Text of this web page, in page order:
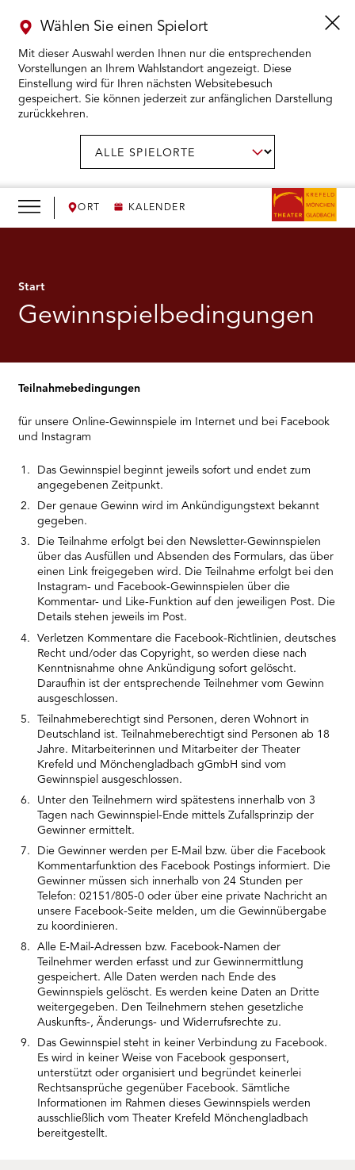
ORT KALENDER
Wählen Sie einen Spielort
Mit dieser Auswahl werden Ihnen nur die entsprechenden
Vorstellungen an Ihrem Wahlstandort angezeigt. Diese
Einstellung wird für Ihren nächsten Websitebesuch
gespeichert. Sie können jederzeit zur anfänglichen Darstellung
zurückkehren.
KARTENKAUF ÖFFNEN
WIR ÖFFNEN
DAS THEATER ÖFFNEN
THEATERPÄDAGOGIK ÖFFNEN
Start
Gewinnspielbedingungen
Teilnahmebedingungen
für unsere Online-Gewinnspiele im Internet und bei Facebook
und Instagram
Das Gewinnspiel beginnt jeweils sofort und endet zum
angegebenen Zeitpunkt.
Der genaue Gewinn wird im Ankündigungstext bekannt
gegeben.
Die Teilnahme erfolgt bei den Newsletter-Gewinnspielen
über das Ausfüllen und Absenden des Formulars, das über
einen Link freigegeben wird. Die Teilnahme erfolgt bei den
Instagram- und Facebook-Gewinnspielen über die
Kommentar- und Like-Funktion auf den jeweiligen Post. Die
Details stehen jeweils im Post.
Verletzen Kommentare die Facebook-Richtlinien, deutsches
Recht und/oder das Copyright, so werden diese nach
Kenntnisnahme ohne Ankündigung sofort gelöscht.
Daraufhin ist der entsprechende Teilnehmer vom Gewinn
ausgeschlossen.
Teilnahmeberechtigt sind Personen, deren Wohnort in
Deutschland ist. Teilnahmeberechtigt sind Personen ab 18
Jahre. Mitarbeiterinnen und Mitarbeiter der Theater
Krefeld und Mönchengladbach gGmbH sind vom
Gewinnspiel ausgeschlossen.
Unter den Teilnehmern wird spätestens innerhalb von 3
Tagen nach Gewinnspiel-Ende mittels Zufallsprinzip der
Gewinner ermittelt.
Die Gewinner werden per E-Mail bzw. über die Facebook
Kommentarfunktion des Facebook Postings informiert. Die
Gewinner müssen sich innerhalb von 24 Stunden per
Telefon: 02151/805-0 oder über eine private Nachricht an
unsere Facebook-Seite melden, um die Gewinnübergabe
zu koordinieren.
Alle E-Mail-Adressen bzw. Facebook-Namen der
Teilnehmer werden erfasst und zur Gewinnermittlung
gespeichert. Alle Daten werden nach Ende des
Gewinnspiels gelöscht. Es werden keine Daten an Dritte
weitergegeben. Den Teilnehmern stehen gesetzliche
Auskunfts-, Änderungs- und Widerrufsrechte zu.
Das Gewinnspiel steht in keiner Verbindung zu Facebook.
Es wird in keiner Weise von Facebook gesponsert,
unterstützt oder organisiert und begründet keinerlei
Rechtsansprüche gegenüber Facebook. Sämtliche
Informationen im Rahmen dieses Gewinnspiels werden
ausschließlich vom Theater Krefeld Mönchengladbach
bereitgestellt.